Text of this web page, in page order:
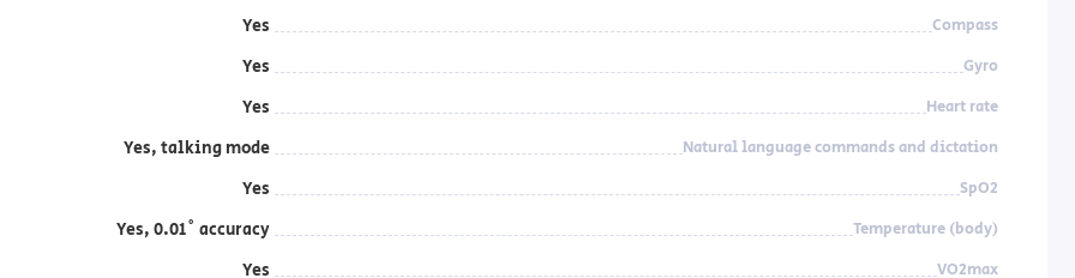
Compass
Yes
Gyro
Yes
Heart rate
Yes
Natural language commands and dictation
Yes, talking mode
SpO2
Yes
Temperature (body)
Yes, 0.01˚ accuracy
VO2max
Yes